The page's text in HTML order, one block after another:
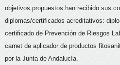
objetivos propuestos han recibido sus
diplomas/certificados acreditativos:
certificado de Prevención de Riesgos
carnet de aplicador de productos
por la Junta de Andalucía.